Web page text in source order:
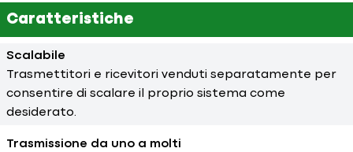
Caratteristiche
Scalabile
Trasmettitori e ricevitori venduti separatamente per
consentire di scalare il proprio sistema come
desiderato.
Trasmissione da uno a molti